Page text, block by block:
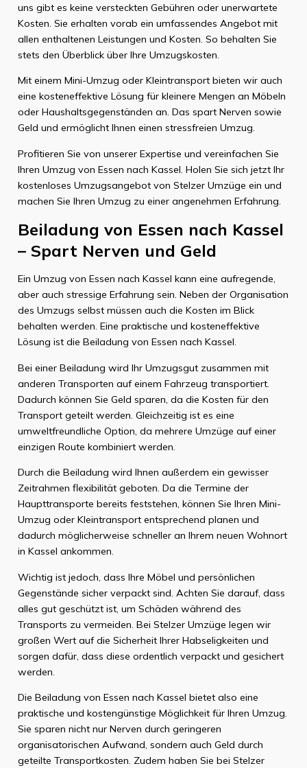
uns gibt es keine versteckten Gebühren oder unerwartete
Kosten. Sie erhalten vorab ein umfassendes Angebot mit
allen enthaltenen Leistungen und Kosten. So behalten Sie
stets den Überblick über Ihre Umzugskosten.
Mit einem Mini-Umzug oder Kleintransport bieten wir auch
eine kosteneffektive Lösung für kleinere Mengen an Möbeln
oder Haushaltsgegenständen an. Das spart Nerven sowie
Geld und ermöglicht Ihnen einen stressfreien Umzug.
Profitieren Sie von unserer Expertise und vereinfachen Sie
Ihren Umzug von Essen nach Kassel. Holen Sie sich jetzt Ihr
kostenloses Umzugsangebot von Stelzer Umzüge ein und
machen Sie Ihren Umzug zu einer angenehmen Erfahrung.
Beiladung von Essen nach Kassel
– Spart Nerven und Geld
Ein Umzug von Essen nach Kassel kann eine aufregende,
aber auch stressige Erfahrung sein. Neben der Organisation
des Umzugs selbst müssen auch die Kosten im Blick
behalten werden. Eine praktische und kosteneffektive
Lösung ist die Beiladung von Essen nach Kassel.
Bei einer Beiladung wird Ihr Umzugsgut zusammen mit
anderen Transporten auf einem Fahrzeug transportiert.
Dadurch können Sie Geld sparen, da die Kosten für den
Transport geteilt werden. Gleichzeitig ist es eine
umweltfreundliche Option, da mehrere Umzüge auf einer
einzigen Route kombiniert werden.
Durch die Beiladung wird Ihnen außerdem ein gewisser
Zeitrahmen flexibilität geboten. Da die Termine der
Haupttransporte bereits feststehen, können Sie Ihren Mini-
Umzug oder Kleintransport entsprechend planen und
dadurch möglicherweise schneller an Ihrem neuen Wohnort
in Kassel ankommen.
Wichtig ist jedoch, dass Ihre Möbel und persönlichen
Gegenstände sicher verpackt sind. Achten Sie darauf, dass
alles gut geschützt ist, um Schäden während des
Transports zu vermeiden. Bei Stelzer Umzüge legen wir
großen Wert auf die Sicherheit Ihrer Habseligkeiten und
sorgen dafür, dass diese ordentlich verpackt und gesichert
werden.
Die Beiladung von Essen nach Kassel bietet also eine
praktische und kostengünstige Möglichkeit für Ihren Umzug.
Sie sparen nicht nur Nerven durch geringeren
organisatorischen Aufwand, sondern auch Geld durch
geteilte Transportkosten. Zudem haben Sie bei Stelzer